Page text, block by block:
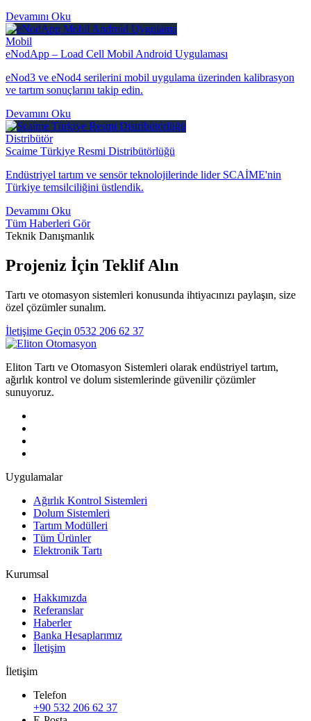
Devamını Oku
Mobil
eNodApp – Load Cell Mobil Android Uygulaması
eNod3 ve eNod4 serilerini mobil uygulama üzerinden kalibrasyon
ve tartım sonuçlarını takip edin.
Devamını Oku
Distribütör
Scaime Türkiye Resmi Distribütörlüğü
Endüstriyel tartım ve sensör teknolojilerinde lider SCAİME'nin
Türkiye temsilciliğini üstlendik.
Devamını Oku
Tüm Haberleri Gör
Teknik Danışmanlık
Projeniz İçin Teklif Alın
Tartı ve otomasyon sistemleri konusunda ihtiyacınızı paylaşın, size
özel çözümler sunalım.
İletişime Geçin 0532 206 62 37
Eliton Tartı ve Otomasyon Sistemleri olarak endüstriyel tartım,
ağırlık kontrol ve dolum sistemlerinde güvenilir çözümler
sunuyoruz.
Uygulamalar
Ağırlık Kontrol Sistemleri
Dolum Sistemleri
Tartım Modülleri
Tüm Ürünler
Elektronik Tartı
Kurumsal
Hakkımızda
Referanslar
Haberler
Banka Hesaplarımız
İletişim
İletişim
Telefon
+90 532 206 62 37